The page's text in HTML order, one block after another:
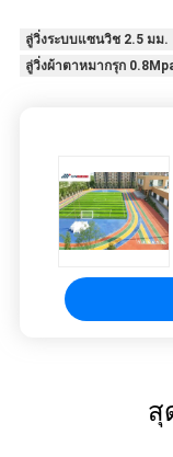
ลู่วิ่งระบบแซนวิช 2.5 มม.
ลู่วิ่งผ้าตาหมากรุก
สุ